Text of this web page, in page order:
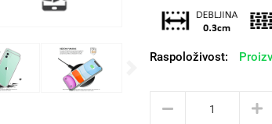
Raspoloživost: